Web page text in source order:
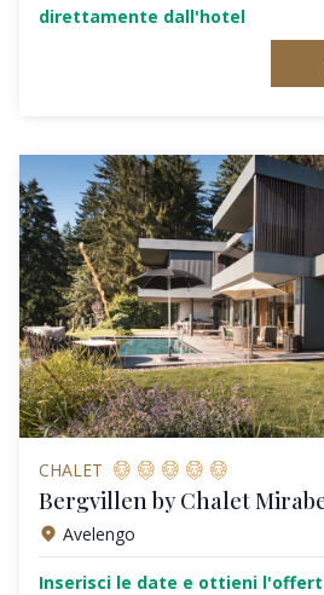
direttamente dall'hotel
CHALET
Bergvillen by Chalet
Avelengo
Inserisci le date e ottieni